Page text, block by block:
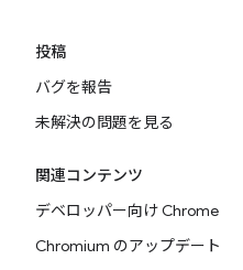
投稿
バグを報告
未解決の問題を見る
関連コンテンツ
デベロッパー向け Chrome
Chromium のアップデート